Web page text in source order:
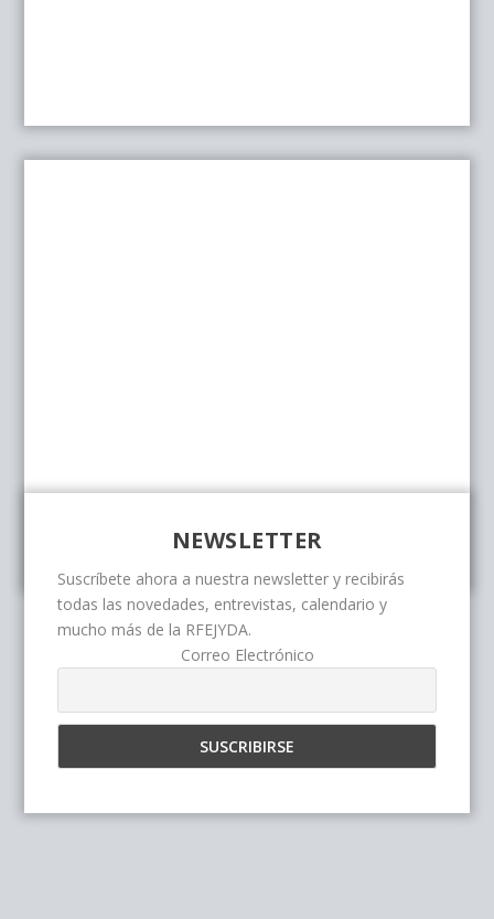
NEWSLETTER
Suscríbete ahora a nuestra newsletter y recibirás
todas las novedades, entrevistas, calendario y
mucho más de la RFEJYDA.
Correo Electrónico